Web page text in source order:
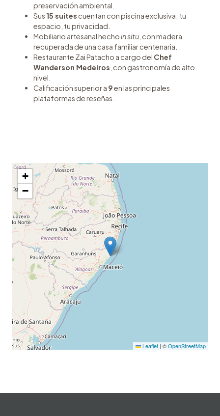
preservación ambiental.
Sus 15 suites cuentan con piscina exclusiva: tu
espacio, tu privacidad.
Mobiliario artesanal hecho in situ, con madera
recuperada de una casa familiar centenaria.
Restaurante Zai Patacho a cargo del Chef
Wanderson Medeiros , con gastronomía de alto
nivel.
Calificación superior a 9en las principales
plataformas de reseñas.
+
−
Leaflet | ©OpenStreetMap